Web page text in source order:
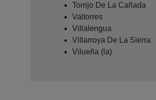
Torrijo De La Cañada
Valtorres
Villalengua
Villarroya De La Sierra
Vilueña (la)